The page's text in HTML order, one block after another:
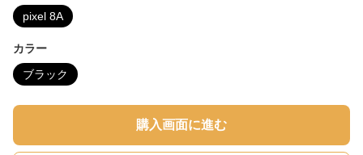
pixel 8A
カラー
ブラック
購入画面に進む